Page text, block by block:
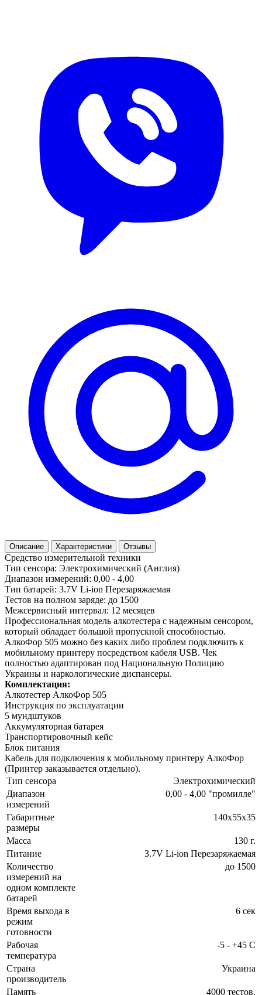
Описание Характеристики Отзывы
Средство измерительной техники
Тип сенсора: Электрохимический (Англия)
Диапазон измерений: 0,00 - 4,00
Тип батарей: 3.7V Li-ion Перезаряжаемая
Тестов на полном заряде: до 1500
Межсервисный интервал: 12 месяцев
Профессиональная модель алкотестера с надежным сенсором,
который обладает большой пропускной способностью.
АлкоФор 505 можно без каких либо проблем подключить к
мобильному принтеру посредством кабеля USB. Чек
полностью адаптирован под Национальную Полицию
Украины и наркологические диспансеры.
Комплектация:
Алкотестер АлкоФор 505
Инструкция по эксплуатации
5 мундштуков
Аккумуляторная батарея
Транспортировочный кейс
Блок питания
Кабель для подключения к мобильному принтеру АлкоФор
(Принтер заказывается отдельно).
Тип сенсора
Электрохимический
Диапазон
измерений
0,00 - 4,00 "промилле"
Габаритные
размеры
140х55х35
Масса
130 г.
Питание
3.7V Li-ion Перезаряжаемая
Количество
измерений на
одном комплекте
батарей
до 1500
Время выхода в
режим
готовности
6 сек
Рабочая
температура
-5 - +45 С
Страна
производитель
Украина
Память 4000 тестов.